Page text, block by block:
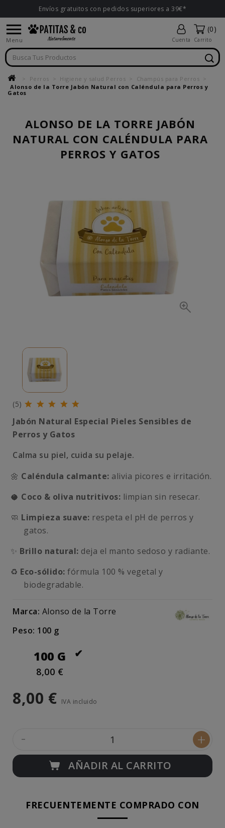
Envíos gratuitos con pedidos superiores a 39€*

Menu Cuenta
(0)
Carrito
Perros Higiene y salud Perros
Champús para Perros
Alonso de la Torre Jabón Natural con Caléndula para Perros y
Gatos
ALONSO DE LA TORRE JABÓN
NATURAL CON CALÉNDULA PARA
PERROS Y GATOS
(5)
Jabón Natural Especial Pieles Sensibles de
Perros y Gatos
Calma su piel, cuida su pelaje.
🌼 Caléndula calmante: alivia picores e irritación.
🥥 Coco & oliva nutritivos: limpian sin resecar.
🧼 Limpieza suave: respeta el pH de perros y
gatos.
✨ Brillo natural: deja el manto sedoso y radiante.
♻️ Eco-sólido: fórmula 100 % vegetal y
biodegradable.
Marca: Alonso de la Torre
Peso: 100 g
100 G
8,00 €
8,00 € IVA incluido
- +
AÑADIR AL CARRITO
FRECUENTEMENTE COMPRADO CON